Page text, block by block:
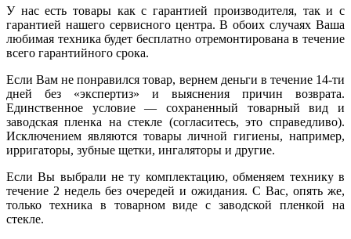
У нас есть товары как с гарантией производителя, так и с
гарантией нашего сервисного центра. В обоих случаях Ваша
любимая техника будет бесплатно отремонтирована в течение
всего гарантийного срока.
Если Вам не понравился товар, вернем деньги в течение 14-ти
дней без «экспертиз» и выяснения причин возврата.
Единственное условие — сохраненный товарный вид и
заводская пленка на стекле (согласитесь, это справедливо).
Исключением являются товары личной гигиены, например,
ирригаторы, зубные щетки, ингаляторы и другие.
Если Вы выбрали не ту комплектацию, обменяем технику в
течение 2 недель без очередей и ожидания. С Вас, опять же,
только техника в товарном виде с заводской пленкой на
стекле.